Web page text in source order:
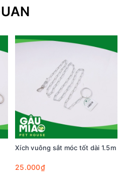
Xích vuông sắt móc tốt dài 1.5m
25.000₫